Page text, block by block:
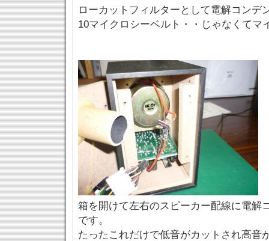
ローカットフィルターとして電解コンデ
10マイクロシーベルト・・じゃなくてマ
箱を開けて左右のスピーカー配線に電解
です。
たったこれだけで低音がカットされ高音